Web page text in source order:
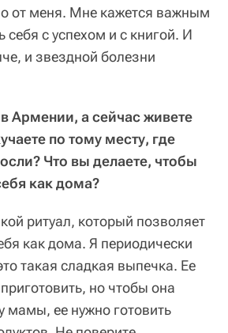
от меня. Мне кажется важным
себя с успехом и с книгой. И
и звездной болезни
Армении, а сейчас живете
по тому месту, где
Что вы делаете, чтобы
как дома?
ритуал, который позволяет
как дома. Я периодически
такая сладкая выпечка. Ее
но чтобы она
мамы, ее нужно готовить